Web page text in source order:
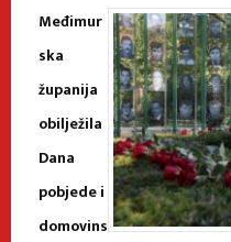
Međimur
ska
županija
obilježila
Dana
pobjede i
domovins